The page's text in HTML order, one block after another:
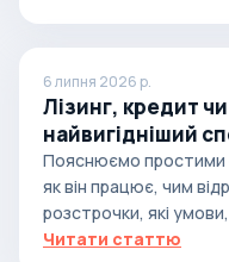
6 липня 2026 р.
Лізинг, кредит
найвигідніший
Пояснюємо простими
як він працює, чим
розстрочки, які
Читати статтю